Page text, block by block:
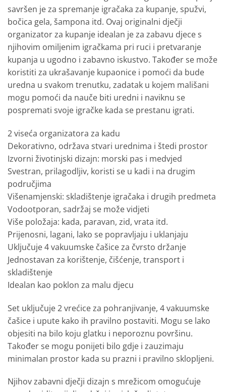
savršen je za spremanje igračaka za kupanje, spužvi,
bočica gela, šampona itd. Ovaj originalni dječji
organizator za kupanje idealan je za zabavu djece s
njihovim omiljenim igračkama pri ruci i pretvaranje
kupanja u ugodno i zabavno iskustvo. Također se može
koristiti za ukrašavanje kupaonice i pomoći da bude
uredna u svakom trenutku, zadatak u kojem mališani
mogu pomoći da nauče biti uredni i naviknu se
pospremati svoje igračke kada se prestanu igrati.
2 viseća organizatora za kadu
Dekorativno, održava stvari urednima i štedi prostor
Izvorni životinjski dizajn: morski pas i medvjed
Svestran, prilagodljiv, koristi se u kadi i na drugim
područjima
Višenamjenski: skladištenje igračaka i drugih predmeta
Vodootporan, sadržaj se može vidjeti
Više položaja: kada, paravan, zid, vrata itd.
Prijenosni, lagani, lako se popravljaju i uklanjaju
Uključuje 4 vakuumske čašice za čvrsto držanje
Jednostavan za korištenje, čišćenje, transport i
skladištenje
Idealan kao poklon za malu djecu
Set uključuje 2 vrećice za pohranjivanje, 4 vakuumske
čašice i upute kako ih pravilno postaviti. Mogu se lako
objesiti na bilo koju glatku i neporoznu površinu.
Također se mogu ponijeti bilo gdje i zauzimaju
minimalan prostor kada su prazni i pravilno sklopljeni.
Njihov zabavni dječji dizajn s mrežicom omogućuje